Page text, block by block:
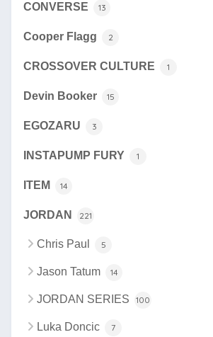
CONVERSE 13
Cooper Flagg 2
CROSSOVER CULTURE 1
Devin Booker 15
EGOZARU 3
INSTAPUMP FURY 1
ITEM 14
JORDAN 221
Chris Paul 5
Jason Tatum 14
JORDAN SERIES 100
Luka Doncic 7